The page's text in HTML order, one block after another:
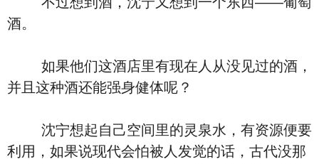
酒。
如果他们这酒店里有现在人从没见过的酒，
并且这种酒还能强身健体呢？
沈宁想起自己空间里的灵泉水，有资源便要
利用，如果说现代会怕被人发觉的话，古代没那